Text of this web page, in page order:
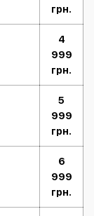
грн.
4
999
грн.
5
999
грн.
6
999
грн.